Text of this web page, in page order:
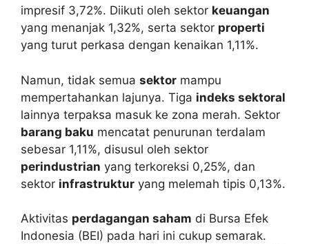
impresif 3,72%. Diikuti oleh sektor keuangan
yang menanjak 1,32%, serta sektor properti
yang turut perkasa dengan kenaikan 1,11%.
Namun, tidak semua sektor mampu
mempertahankan lajunya. Tiga indeks sektoral
lainnya terpaksa masuk ke zona merah. Sektor
barang baku mencatat penurunan terdalam
sebesar 1,11%, disusul oleh sektor
perindustrian yang terkoreksi 0,25%, dan
sektor infrastruktur yang melemah tipis 0,13%.
Aktivitas perdagangan saham di Bursa Efek
Indonesia (BEI) pada hari ini cukup semarak.